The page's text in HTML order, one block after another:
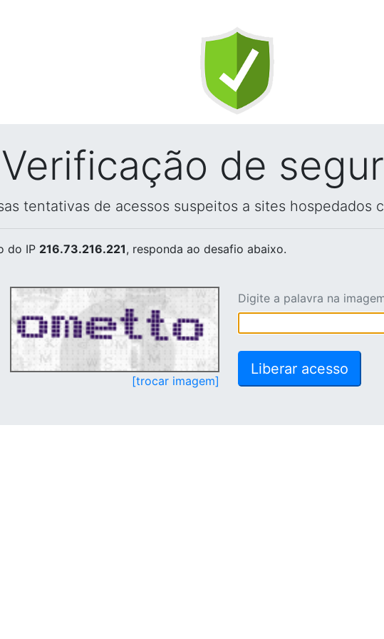
Verificação de
tentativas de acessos suspeitos a sites hospedados
do IP 216.73.216.221, responda ao desafio abaixo.
[trocar imagem]
Digite a palavra na